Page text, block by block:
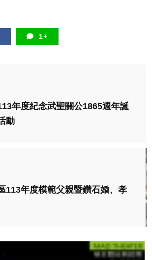
1+
年度紀念武聖關公1865週年誕
動
113年度模範父親暨鑽石婚、孝